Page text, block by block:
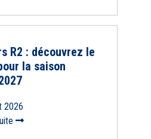
R2 : découvrez le
la saison
2026